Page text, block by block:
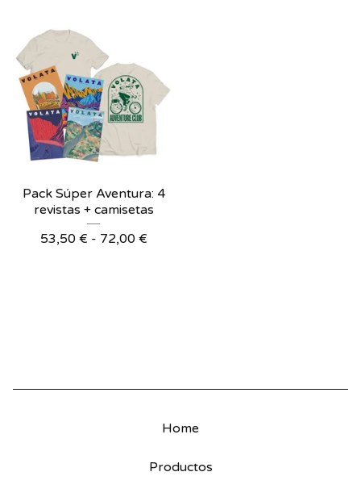
Pack Súper Aventura: 4
revistas + camisetas
53,50 € - 72,00 €
Home
Productos